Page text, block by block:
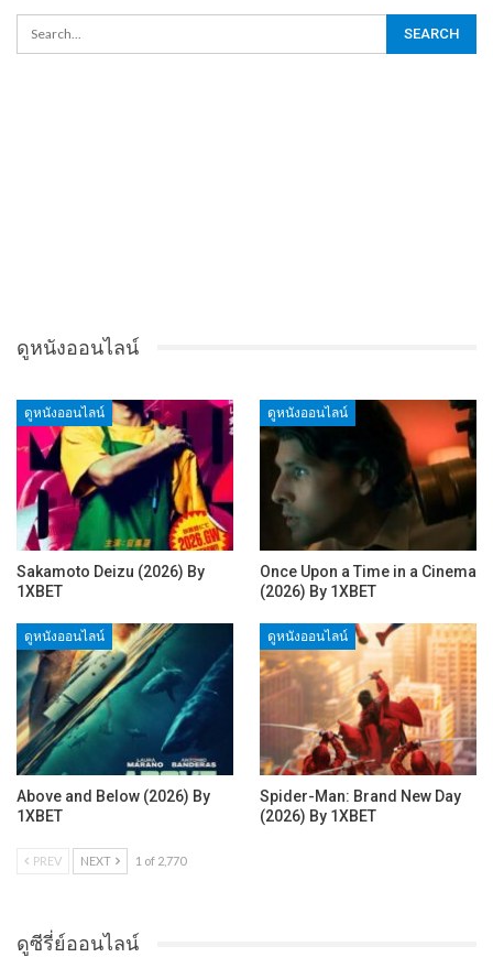
ดูหนังออนไลน์
ดูหนังออนไลน์
Sakamoto Deizu (2026) By
1XBET
ดูหนังออนไลน์
Once Upon a Time in a Cinema
(2026) By 1XBET
ดูหนังออนไลน์
Above and Below (2026) By
1XBET
ดูหนังออนไลน์
Spider-Man: Brand New Day
(2026) By 1XBET
PREV NEXT 1 of 2,770
ดูซีรี่ย์ออนไลน์